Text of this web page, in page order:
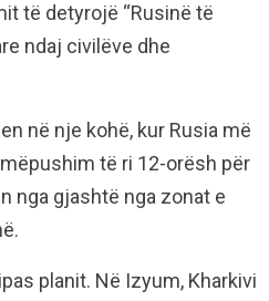
të detyrojë “Rusinë të
ndaj civilëve dhe
në nje kohë, kur Rusia më
të ri 12-orësh për
nga gjashtë nga zonat e
planit. Në Izyum, Kharkivi